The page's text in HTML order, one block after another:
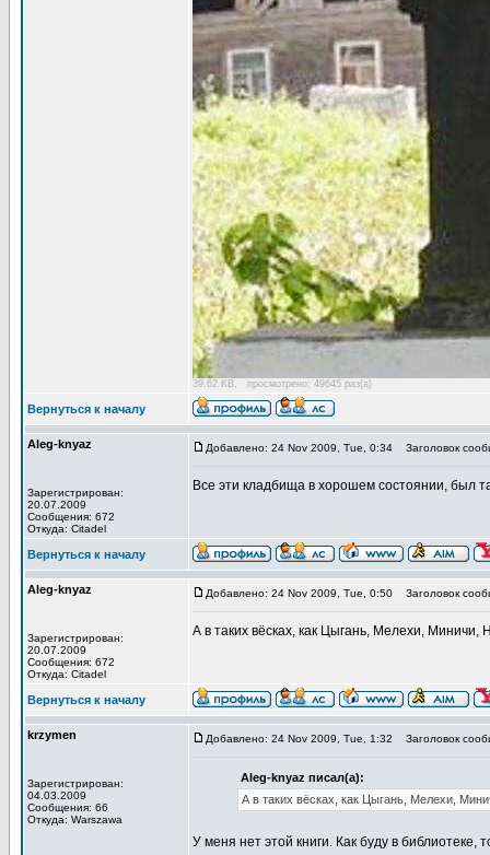
39.62 KB, просмотрено: 49645 раз(а)
Вернуться к началу
Aleg-knyaz
Зарегистрирован:
20.07.2009
Сообщения: 672
Откуда: Citadel
Добавлено: 24 Nov 2009, Tue, 0:34 Заголовок
Все эти кладбища в хорошем состоянии, был
Вернуться к началу
Aleg-knyaz
Зарегистрирован:
20.07.2009
Сообщения: 672
Откуда: Citadel
Добавлено: 24 Nov 2009, Tue, 0:50 Заголовок
А в таких вёсках, как Цыгань, Мелехи,
Вернуться к началу
krzymen
Зарегистрирован:
04.03.2009
Сообщения: 66
Откуда: Warszawa
Добавлено: 24 Nov 2009, Tue, 1:32 Заголовок
Aleg-knyaz писал(а):
А в таких вёсках, как Цыгань, Мелехи,
У меня нет этой книги. Как буду в библиотеке,